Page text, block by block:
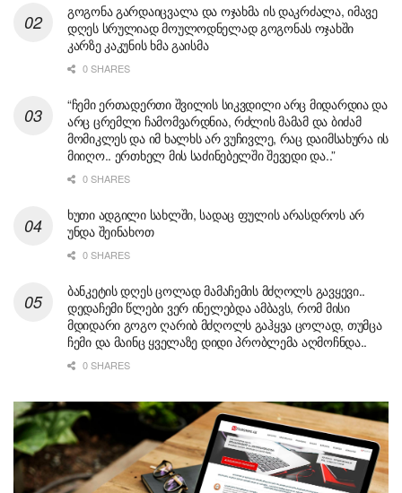
გოგონა გარდაიცვალა და ოჯახმა ის დაკრძალა, იმავე
დღეს სრულიად მოულოდნელად გოგონას ოჯახში
კარზე კაკუნის ხმა გაისმა
0 SHARES
“ჩემი ერთადერთი შვილის სიკვდილი არც მიდარდია და
არც ცრემლი ჩამომვარდნია, რძლის მამამ და ბიძამ
მომიკლეს და იმ ხალხს არ ვუჩივლე, რაც დაიმსახურა ის
მიიღო.. ერთხელ მის საძინებელში შევედი და..”
0 SHARES
ხუთი ადგილი სახლში, სადაც ფულის არასდროს არ
უნდა შეინახოთ
0 SHARES
ბანკეტის დღეს ცოლად მამაჩემის მძღოლს გავყევი..
დედაჩემი წლები ვერ ინელებდა ამბავს, რომ მისი
მდიდარი გოგო ღარიბ მძღოლს გაჰყვა ცოლად, თუმცა
ჩემი და მაინც ყველაზე დიდი პრობლემა აღმოჩნდა..
0 SHARES